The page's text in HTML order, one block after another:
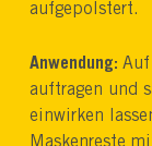
aufgepolstert.
Anwendung:
auftragen und
einwirken
Maskenreste